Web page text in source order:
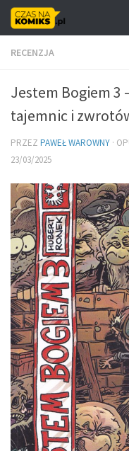
Skip to content
RECENZJA
Jestem Bogiem 3
tajemnic i
PRZEZ PAWEŁ WAROWNY ·
23/03/2025